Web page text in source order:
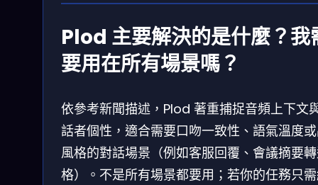
Plod 主要解決的是什麼？我
要用在所有場景嗎？
依參考新聞描述，Plod 著重捕捉音頻上下文
話者個性，適合需要口吻一致性、語氣溫度
風格的對話場景（例如客服回覆、會議摘要
格）。不是所有場景都要用；若你的任務只